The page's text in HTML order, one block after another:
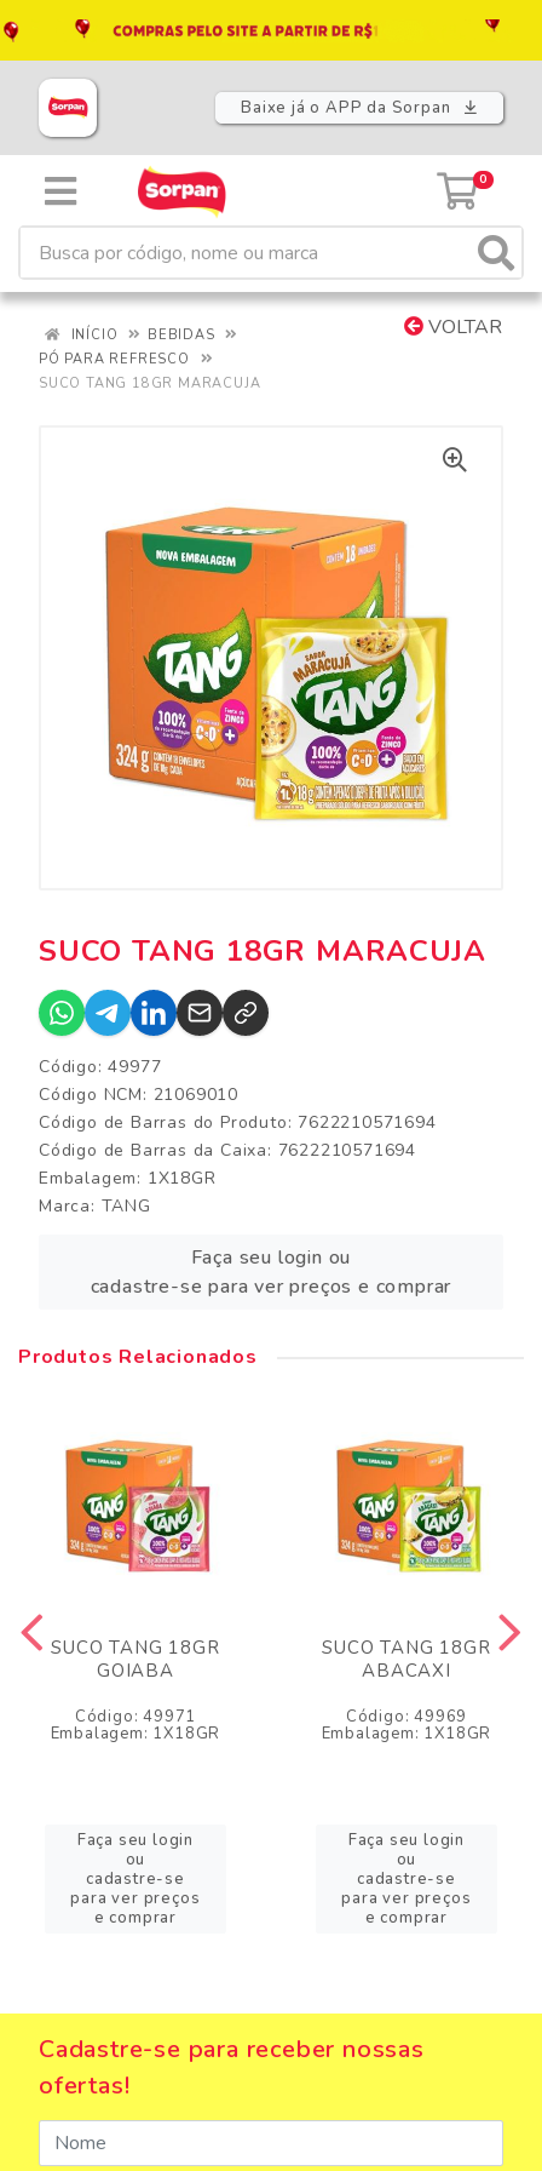
Baixe já o APP da Sorpan
0
VOLTAR
INÍCIO
BEBIDAS
PÓ PARA REFRESCO
SUCO TANG 18GR MARACUJA
SUCO TANG 18GR MARACUJA
Código: 49977
Código NCM: 21069010
Código de Barras do Produto: 7622210571694
Código de Barras da Caixa: 7622210571694
Embalagem: 1X18GR
Marca: TANG
Faça seu login ou
cadastre-se para ver preços e comprar
Produtos Relacionados
SUCO TANG 18GR
GOIABA
Código: 49971
Embalagem: 1X18GR
Faça seu login
ou
cadastre-se
para ver preços
e comprar
SUCO TANG 18GR
ABACAXI
Código: 49969
Embalagem: 1X18GR
Faça seu login
ou
cadastre-se
para ver preços
e comprar
Cadastre-se para receber nossas
ofertas!